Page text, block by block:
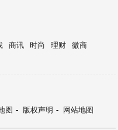
商讯 时尚 理财
微商
图 - 版权声明 - 网站地图